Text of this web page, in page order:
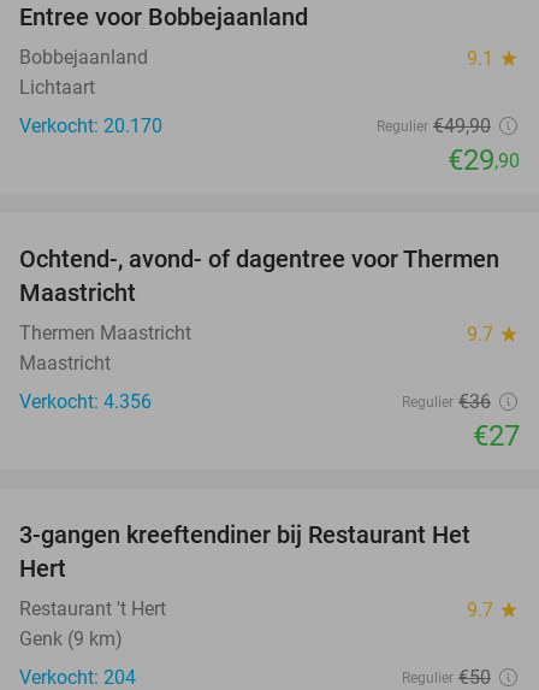
Entree voor Bobbejaanland
Bobbejaanland 9.1 star
Lichtaart
Verkocht: 20.170
Regulier €49,90
€29,90
25%
Ochtend-, avond- of dagentree voor Thermen
Maastricht
Thermen Maastricht 9.7 star
Maastricht
Verkocht: 4.356
Regulier €36
€27
30%
3-gangen kreeftendiner bij Restaurant Het
Hert
Restaurant 't Hert 9.7 star
Genk (9 km)
Verkocht: 204
Regulier €50